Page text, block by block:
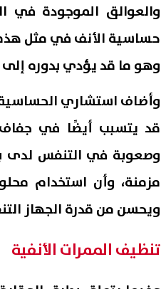
والعوالق الموجودة في
حساسية الأنف في مثل هذه
وهو ما قد يؤدي بدوره
وأضاف استشاري الحساسية
قد يتسبب أيضًا في جفاف
وصعوبة في التنفس لدى
مزمنة، وأن استخدام
ويحسن من قدرة الجهاز
تنظيف الممرات الأنفية